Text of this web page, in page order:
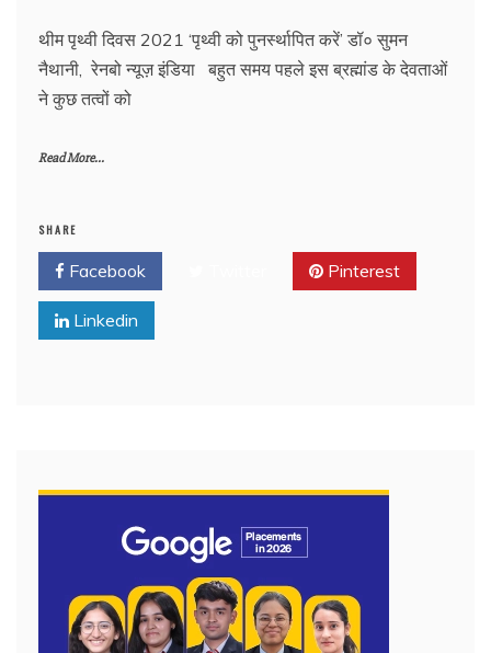
थीम पृथ्वी दिवस 2021 ‘पृथ्वी को पुनर्स्थापित करें’ डॉ० सुमन
नैथानी, रेनबो न्यूज़ इंडिया बहुत समय पहले इस ब्रह्मांड के देवताओं
ने कुछ तत्वों को
Read More...
SHARE
Facebook Pinterest
Linkedin